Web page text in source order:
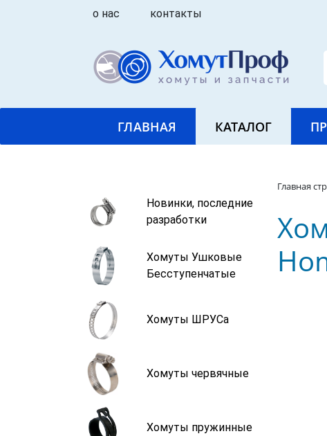
о нас контакты
ГЛАВНАЯ КАТАЛОГ
Новинки, последние
разработки
Хомуты Ушковые
Бесступенчатые
Хомуты ШРУСа
Хомуты червячные
Хомуты пружинные
Главная